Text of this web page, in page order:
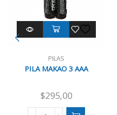
PILAS
PILA MAKAO 3 AAA
$295,00